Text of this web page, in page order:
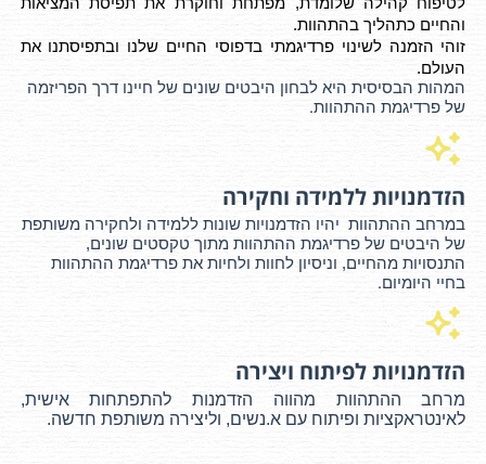
לטיפוח קהילה שלומדת, מפתחת וחוקרת את תפיסת המציאות
והחיים כתהליך בהתהוות.
זוהי הזמנה לשינוי פרדיגמתי בדפוסי החיים שלנו ובתפיסתנו את
העולם.
המהות הבסיסית היא לבחון היבטים שונים של חיינו דרך הפריזמה
של פרדיגמת ההתהוות.
הזדמנויות ללמידה וחקירה
במרחב ההתהוות יהיו הזדמנויות שונות ללמידה ולחקירה משותפת
של היבטים של פרדיגמת ההתהוות מתוך טקסטים שונים,
התנסויות מהחיים, וניסיון לחוות ולחיות את פרדיגמת ההתהוות
בחיי היומיום.
הזדמנויות לפיתוח ויצירה
מרחב ההתהוות מהווה הזדמנות להתפתחות אישית,
לאינטראקציות ופיתוח עם א.נשים, וליצירה משותפת חדשה.